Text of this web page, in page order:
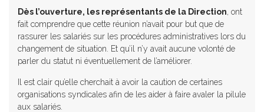
Dès l’ouverture, les représentants de la Direction, ont
fait comprendre que cette réunion n’avait pour but que de
rassurer les salariés sur les procédures administratives lors du
changement de situation. Et qu’il n’y avait aucune volonté de
parler du statut ni éventuellement de l’améliorer.
Il est clair qu’elle cherchait à avoir la caution de certaines
organisations syndicales afin de les aider à faire avaler la pilule
aux salariés.